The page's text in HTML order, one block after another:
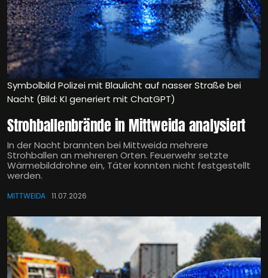
Symbolbild Polizei mit Blaulicht auf nasser Straße bei
Nacht (Bild: KI generiert mit ChatGPT)
Strohballenbrände in Mittweida analysiert
In der Nacht brannten bei Mittweida mehrere
Strohballen an mehreren Orten. Feuerwehr setzte
Wärmebilddrohne ein, Täter konnten nicht festgestellt
werden.
MITTWEIDA 11.07.2026